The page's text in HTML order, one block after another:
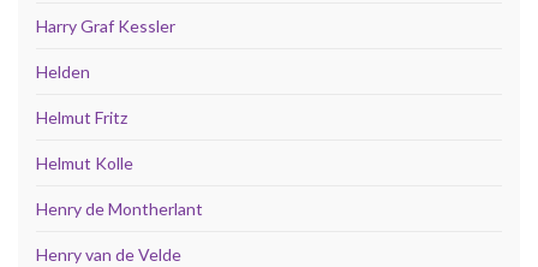
Harry Graf Kessler
Helden
Helmut Fritz
Helmut Kolle
Henry de Montherlant
Henry van de Velde